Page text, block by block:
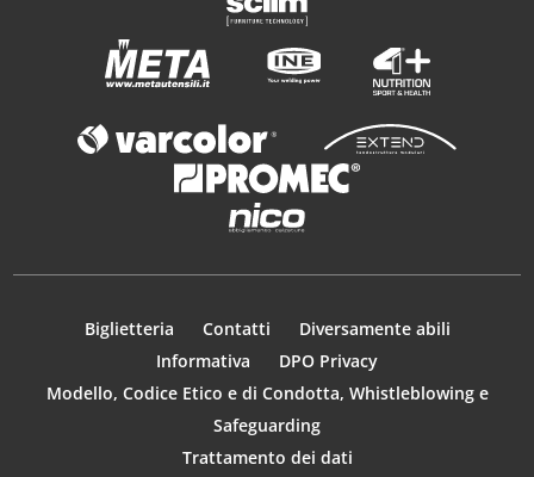
Biglietteria Contatti
Diversamente abili
Informativa
DPO Privacy
Modello, Codice Etico e di Condotta, Whistleblowing e
Safeguarding
Trattamento dei dati